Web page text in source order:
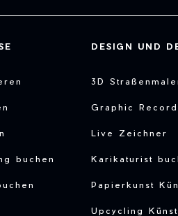
buchen
DESIGN UND
3D
Graphic
Live Zeichner
Karikaturist
Papierkunst
Upcycling